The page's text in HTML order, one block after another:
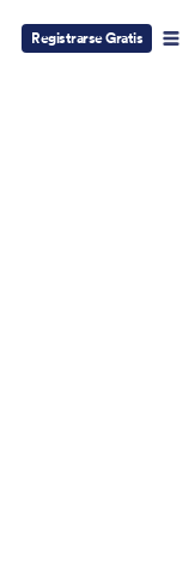
Registrarse Gratis